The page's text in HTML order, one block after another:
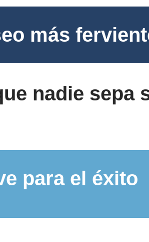
más
nadie sepa
para el éxito